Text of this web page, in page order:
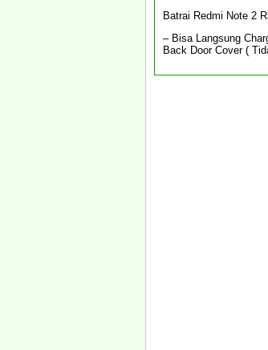
Batrai Redmi Note 2
– Bisa Langsung
Back Door Cover (